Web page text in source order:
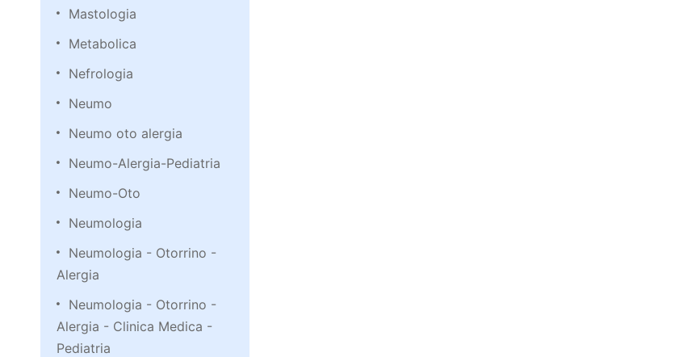
Mastologia
Metabolica
Nefrologia
Neumo
Neumo oto alergia
Neumo-Alergia-Pediatria
Neumo-Oto
Neumologia
Neumologia - Otorrino -
Alergia
Neumologia - Otorrino -
Alergia - Clinica Medica -
Pediatria